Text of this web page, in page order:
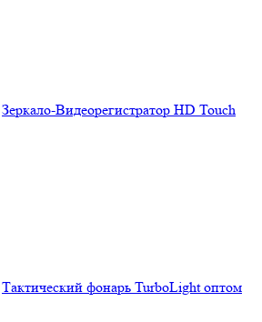
Зеркало-Видеорегистратор HD Touch
Тактический фонарь TurboLight оптом